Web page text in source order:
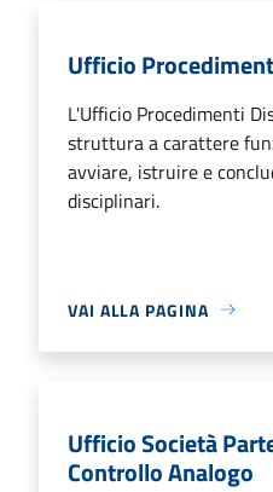
Ufficio
L'Ufficio Procedimenti
struttura a carattere
avviare, istruire e
disciplinari.
VAI ALLA PAGINA
Ufficio Società
Controllo Analogo